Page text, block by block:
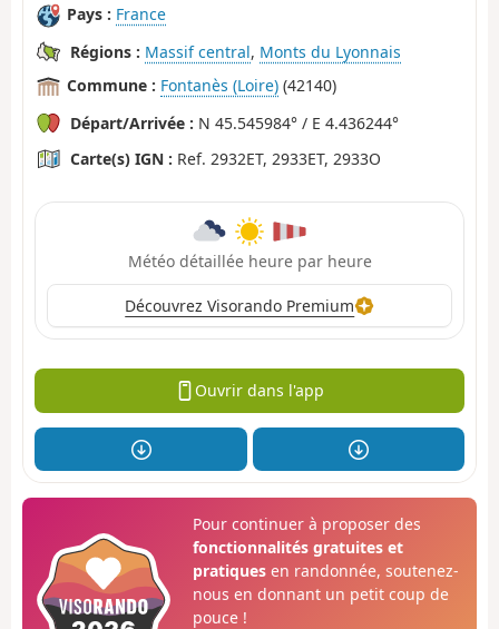
Pays : France
Régions : Massif central, Monts du Lyonnais
Commune : Fontanès (Loire) (42140)
Départ/Arrivée : N 45.545984° / E 4.436244°
Carte(s) IGN : Ref. 2932ET, 2933ET, 2933O
Météo détaillée heure par heure
Découvrez Visorando Premium
Ouvrir dans l'app
Pour continuer à proposer des
fonctionnalités gratuites et
pratiquesen randonnée, soutenez-
nous en donnant un petit coup de
pouce !